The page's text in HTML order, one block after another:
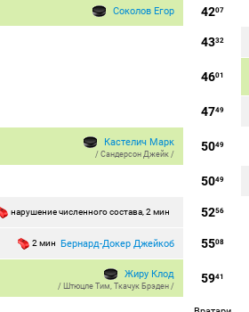
4207
Соколов Егор
4332
4601
4749
5049
Кастелич Марк
/Сандерсон Джейк /
5049
5256
нарушение численного состава, 2 мин
5508
2 мин Бернард-Докер Джейкоб
5941
Жиру Клод
/ Штюцле Тим,Ткачук Брэден /